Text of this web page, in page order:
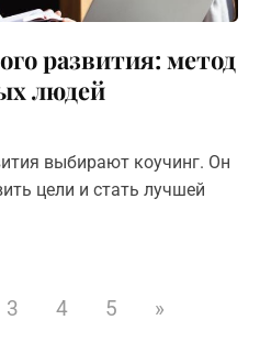
развития: метод
людей
выбирают коучинг. Он
цели и стать лучшей
3 4 5 »